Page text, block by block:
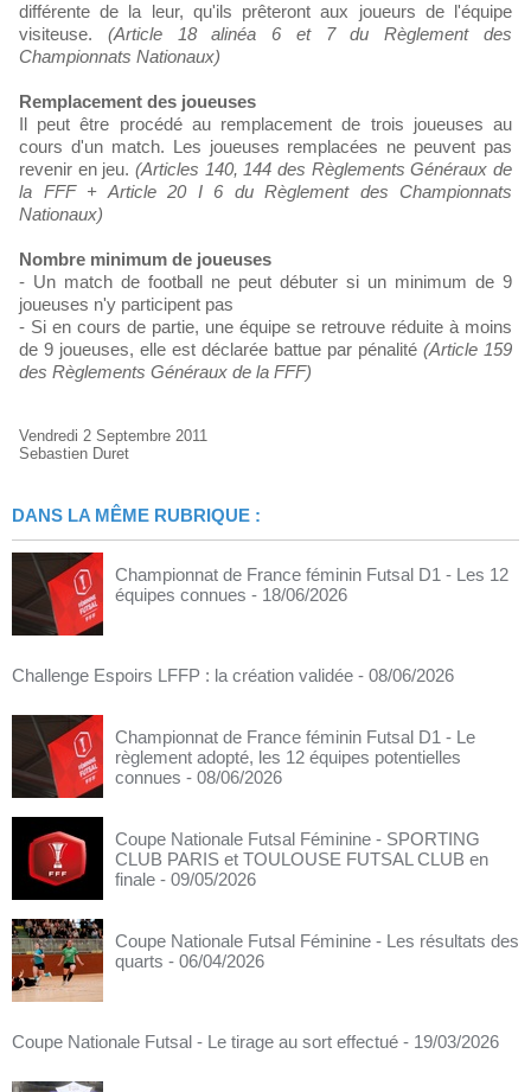
différente de la leur, qu'ils prêteront aux joueurs de l'équipe
visiteuse. (Article 18 alinéa 6 et 7 du Règlement des
Championnats Nationaux)
Remplacement des joueuses
Il peut être procédé au remplacement de trois joueuses au
cours d'un match. Les joueuses remplacées ne peuvent pas
revenir en jeu. (Articles 140, 144 des Règlements Généraux de
la FFF + Article 20 I 6 du Règlement des Championnats
Nationaux)
Nombre minimum de joueuses
- Un match de football ne peut débuter si un minimum de 9
joueuses n'y participent pas
- Si en cours de partie, une équipe se retrouve réduite à moins
de 9 joueuses, elle est déclarée battue par pénalité (Article 159
des Règlements Généraux de la FFF)
Vendredi 2 Septembre 2011
Sebastien Duret
DANS LA MÊME RUBRIQUE :
Championnat de France féminin Futsal D1 - Les 12
équipes connues - 18/06/2026
Challenge Espoirs LFFP : la création validée - 08/06/2026
Championnat de France féminin Futsal D1 - Le
règlement adopté, les 12 équipes potentielles
connues - 08/06/2026
Coupe Nationale Futsal Féminine - SPORTING
CLUB PARIS et TOULOUSE FUTSAL CLUB en
finale - 09/05/2026
Coupe Nationale Futsal Féminine - Les résultats des
quarts - 06/04/2026
Coupe Nationale Futsal - Le tirage au sort effectué - 19/03/2026